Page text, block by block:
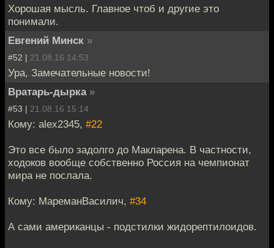
Хорошая мысль. Главное чтоб и другие это
понимали.
Евгений Минск »
#52 | 21.08.16 14:53
Ура, Замечательные новости!
Вратарь-дырка »
#53 | 21.08.16 15:14
Кому: alex2345, #22
Это все было задолго до Макларена. В частности,
ходоков вообще собственно Россия на чемпионат
мира не послала.
Кому: МареманВасилич, #34
А сами американцы - подстилки жидорептилоидов.